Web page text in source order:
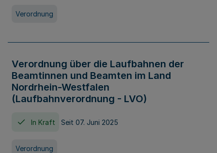
Verordnung
Verordnung über die Laufbahnen der
Beamtinnen und Beamten im Land
Nordrhein-Westfalen
(Laufbahnverordnung - LVO)
In Kraft Seit 07. Juni 2025
Verordnung